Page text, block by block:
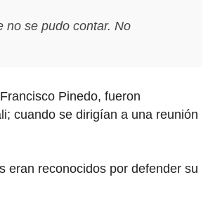
no se pudo contar. No
Pinedo, fueron
cuando se dirigían a una reunión
eran reconocidos por defender su